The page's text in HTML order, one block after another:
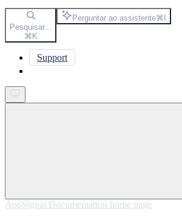
Pesquisar...
⌘K
Perguntar ao assistente⌘I
Support
AppSignal Documentation home page